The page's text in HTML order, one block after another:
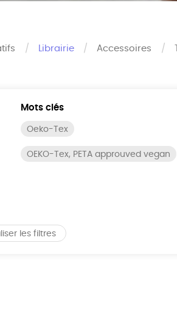
Librairie Accessoires
Mots clés
Oeko-Tex
OEKO-Tex, PETA approuved vegan
les filtres